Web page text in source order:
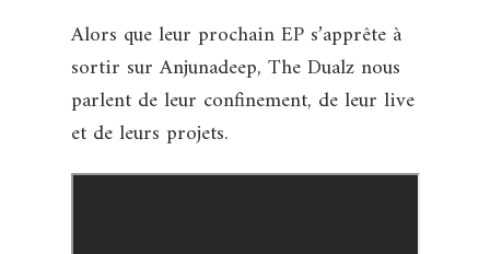
Alors que leur prochain EP s’apprête à
sortir sur Anjunadeep, The Dualz nous
parlent de leur confinement, de leur live
et de leurs projets.